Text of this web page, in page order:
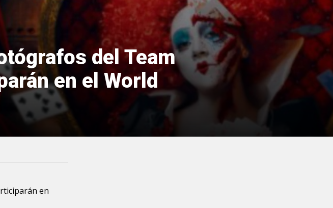
del Team
en el World
en